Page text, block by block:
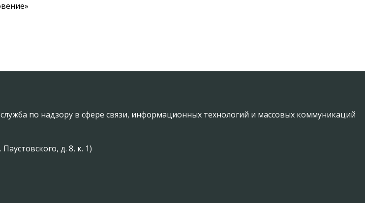
по надзору в сфере связи, информационных технологий и массовых коммуникаций
д. 8, к. 1)